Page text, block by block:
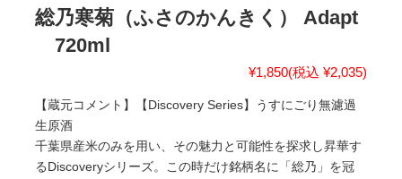
総乃寒菊（ふさのかんきく） Adapt
720ml
¥1,850(税込 ¥2,035)
【蔵元コメント】【Discovery Series】うすにごり無濾過
生原酒
千葉県産米のみを用い、その魅力と可能性を探求し昇華す
るDiscoveryシリーズ。この時だけ銘柄名に「総乃」を冠